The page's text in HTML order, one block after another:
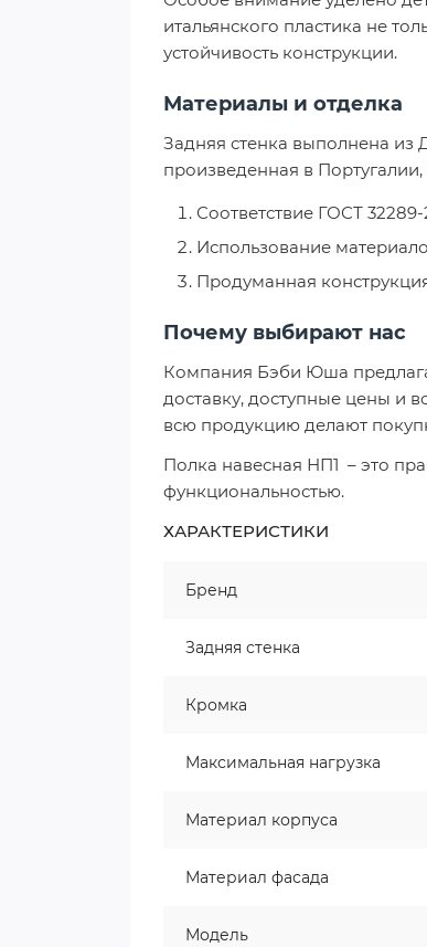
итальянского пластика не
устойчивость конструкции.
Материалы и отделка
Задняя стенка выполнена из
произведенная в
Соответствие ГОСТ
Использование
Продуманная
Почему выбирают нас
Компания Бэби Юша
доставку, доступные цены и
всю продукцию делают
Полка навесная НП1 – это
функциональностью.
ХАРАКТЕРИСТИКИ
Бренд
Задняя стенка
Кромка
Максимальная нагрузка
Материал корпуса
Материал фасада
Модель